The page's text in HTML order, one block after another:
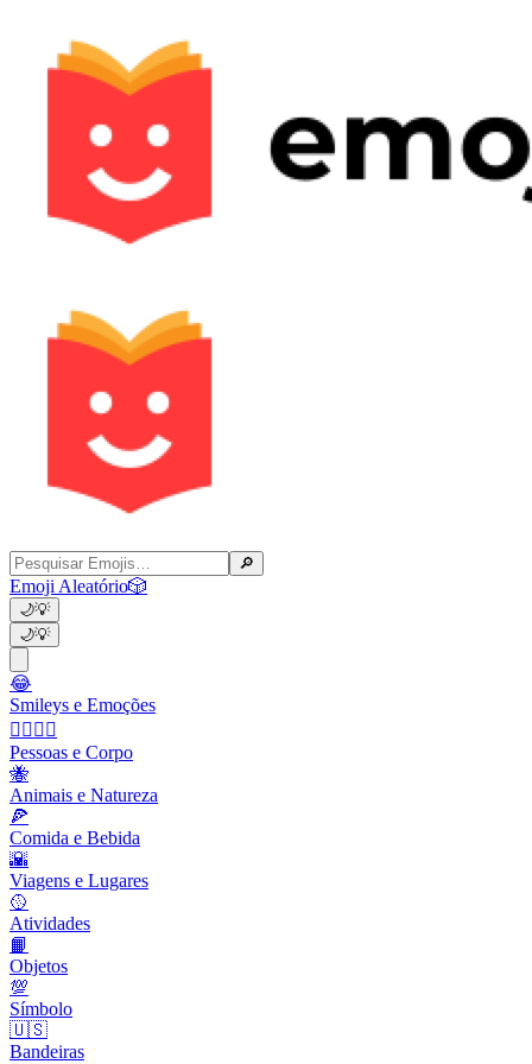
🔎
Emoji Aleatório🎲
🌙💡
🌙💡
😂
Smileys e Emoções
👩‍❤️‍💋‍👨
Pessoas e Corpo
🐝
Animais e Natureza
🍕
Comida e Bebida
🌇
Viagens e Lugares
🥎
Atividades
📙
Objetos
💯
Símbolo
🇺🇸
Bandeiras